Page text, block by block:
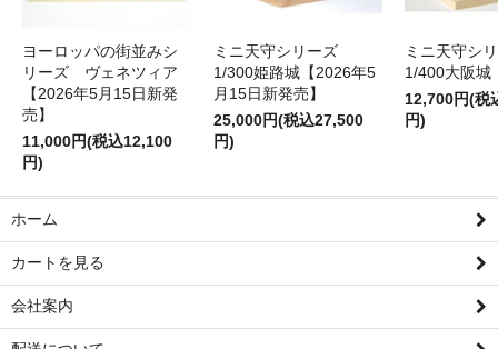
ヨーロッパの街並みシ
リーズ ヴェネツィア
【2026年5月15日新発
売】
11,000円(税込12,100
円)
ミニ天守シリーズ
1/300姫路城【2026年5
月15日新発売】
25,000円(税込27,500
円)
ミニ天守シ
1/400大阪城
12,700円(税
円)
ホーム
カートを見る
会社案内